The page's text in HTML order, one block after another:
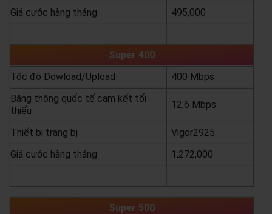
Giá cước hàng tháng
495,000
Super 400
Tốc độ Dowload/Upload
400 Mbps
Băng thông quốc tế cam kết tối
thiểu
12,6 Mbps
Thiết bị trang bị
Vigor2925
Giá cước hàng tháng
1,272,000
Super 500